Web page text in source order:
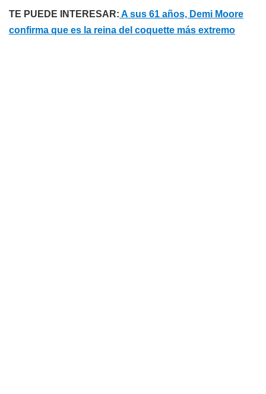
TE PUEDE INTERESAR: A sus 61 años, Demi Moore
confirma que es la reina del coquette más extremo